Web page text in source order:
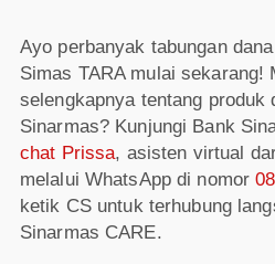
Ayo perbanyak tabungan
Simas TARA mulai sekarang!
selengkapnya tentang produk
Sinarmas? Kunjungi Bank
chat Prissa, asisten virtual
melalui WhatsApp di nomor
ketik CS untuk terhubung
Sinarmas CARE.